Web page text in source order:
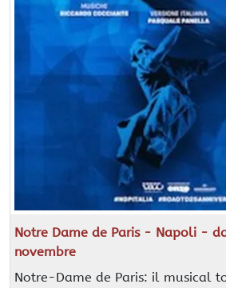
Notre Dame de Paris - Napoli -
novembre
Notre-Dame de Paris: il musical